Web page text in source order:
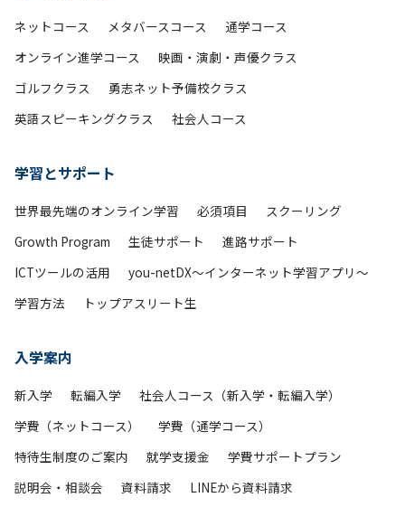
ネットコース メタバースコース
通学コース
オンライン進学コース
映画・演劇・声優クラス
ゴルフクラス
勇志ネット予備校クラス
英語スピーキングクラス
社会人コース
学習とサポート
世界最先端のオンライン学習 必須項目
スクーリング
Growth Program
生徒サポート
進路サポート
ICTツールの活用
you-netDX～インターネット学習アプリ～
学習方法
トップアスリート生
入学案内
新入学 転編入学
社会人コース（新入学・転編入学）
学費（ネットコース）
学費（通学コース）
特待生制度のご案内
就学支援金
学費サポートプラン
説明会・相談会
資料請求
LINEから資料請求